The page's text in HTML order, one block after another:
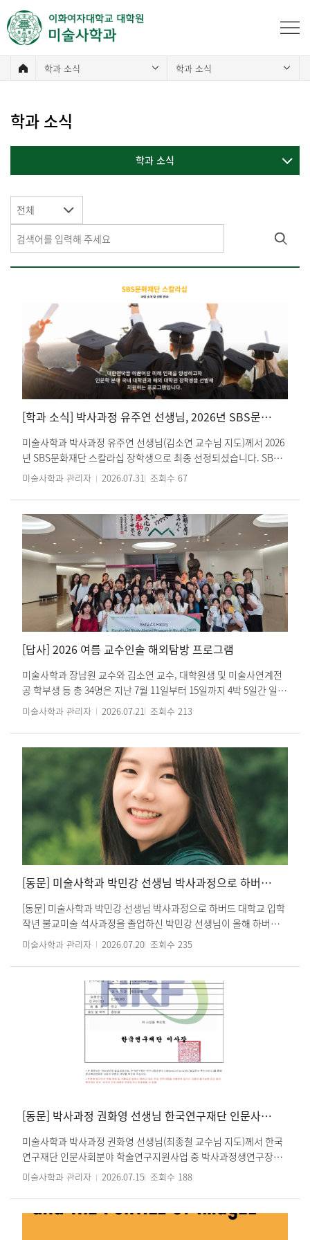
학과 소식 학과 소식
학과 소식
학과 소식
전체
[학과 소식] 박사과정 유주연 선생님, 2026년 SBS문화재단 스칼라십 최종 선정
미술사학과 박사과정 유주연 선생님(김소연 교수님 지도)께서 2026
년 SBS문화재단 스칼라십 장학생으로 최종 선정되셨습니다. SBS문
화재단 스칼라십은 국내외 대학원에서 인문학을 연구하는 우수 인
과정 지원자 총 230명이 지원하였으며, 이 가운데 최종 4명이 장학생
으로 선발되었습니다. 선발된 국내 대학원 박사과정 장학생에게는
최대 4년 6개월간 등록금 전액과 연 1,200만 원의 연구보조비가 지
원됩니다. SBS문화재단은 AI(인공지능) 시대를 맞아 인간만이 지닐
수 있는 창의성과 비판적 사고, 윤리적 판단력을 함양하는 인문학의
중요성에 주목하여, 올해부터 장학생 선발 대상을 인문학 전공자로
특화해 운영하고 있습니다. 학우 여러분의 많은 관심과 축하 부탁드
립니다. SBS문화재단 스칼라십 : SBS문화재단
미술사학과 관리자 2026.07.31 조회수 67
[답사] 2026 여름 교수인솔 해외탐방 프로그램
미술사학과 장남원 교수와 김소연 교수, 대학원생 및 미술사연계전
공 학부생 등 총 34명은 지난 7월 11일부터 15일까지 4박 5일간 일본
규슈 지역에서 교수인솔 해외학습 프로그램(Faculty-led Study
《규슈도래불(九州渡来佛)》을 중심으로 규슈도자문화관, 사가현
립미술관, 사가현립나고야성박물관, 나가사키현립미술관, 후쿠오
카미술관, 후쿠오카아시아미술관 등 나가사키·사가·아리타·후쿠
오카 일대의 주요 박물관과 미술관, 사찰 및 문화유산을 답사하며 동
아시아 미술문화의 형성과 교류 양상을 현장에서 살펴보았습니다.
규슈는 한반도와 지리적으로 인접하여 오랫동안 한국과 일본의 문
화교류가 활발하게 이루어진 지역이자, 일본이 중국과 유럽 등 외부
세계와 만나는 창구로 기능해 온 곳입니다. 학생들은 불교미술·도자
·회화 등 각자의 전공과 연계된 작품과 유적을 조사하고 관찰하며
였습니다. 또한 다케오아시아대학교를 방문하여 현지 관계자들과
교류하고, 이데 세이노스케(井手誠之輔, 규슈대학교 명예교수·현
다케오아시아대학교 부학장) 교수의 특강을 통해 일본에 소장된 고
식을 연구 현장에서 확인하고, 동아시아 미술의 이동과 교섭을 새로
운 시각으로 바라볼 수 있었던 뜻깊은 여정이었습니다. 프로그램을
위해 귀중한 강연과 전시 안내를 준비해 주신 모든 현지 연구자와 기
관 관계자 여러분께 깊이 감사드립니다.
미술사학과 관리자 2026.07.21 조회수 213
[동문] 미술사학과 박민강 선생님 박사과정으로 하버드 대학교 입학
[동문] 미술사학과 박민강 선생님 박사과정으로 하버드 대학교 입학
작년 불교미술 석사과정을 졸업하신 박민강 선생님이 올해 하버드
대학교 미술사학과 박사과정에 입학하셨습니다. 학우 여러분의 많
은 관심과 축하 부탁드립니다.
https://haa.fas.harvard.edu/people/minkang-park
미술사학과 관리자 2026.07.20 조회수 235
[동문] 박사과정 권화영 선생님 한국연구재단 인문사회분야 학술연구지원사업 최종 선정
미술사학과 박사과정 권화영 선생님(최종철 교수님 지도)께서 한국
연구재단 인문사회분야 학술연구지원사업 중 박사과정생연구장려
금에 최종 선정되셨습니다. 박사과정생연구장려금은 인문사회분야
연구과제를 수행하게 됩니다. 권화영 선생님의 연구 「한국 현대미
술에 나타난 ‘사물’ 개념의 변용과 재맥락화」는 인문사회분야의 최
미술사학과 관리자 2026.07.15 조회수 188